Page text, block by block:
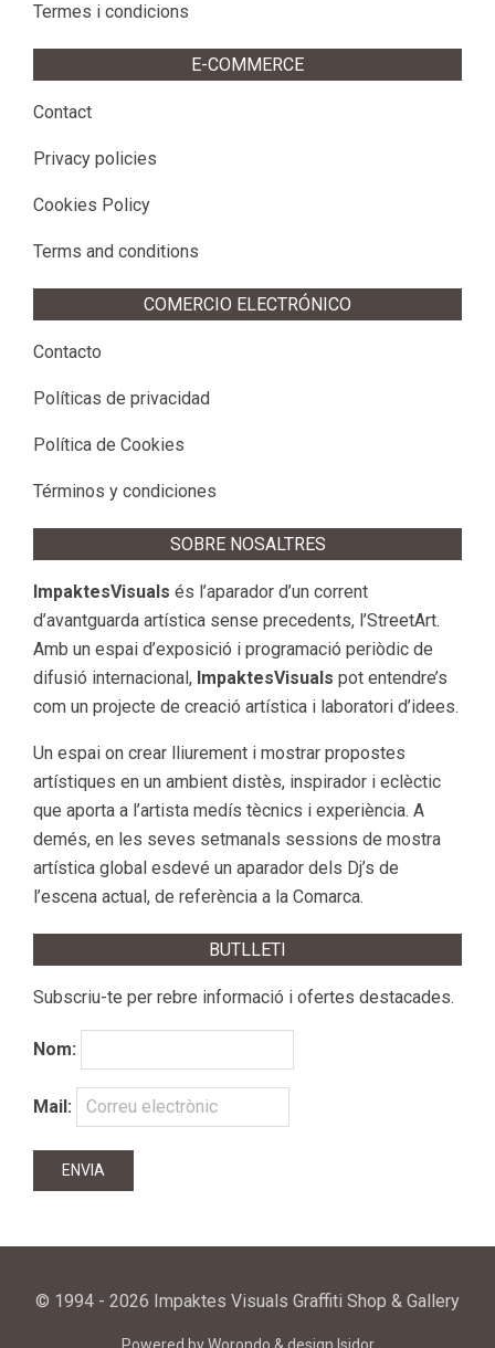
Termes i condicions
E-COMMERCE
Contact
Privacy policies
Cookies Policy
Terms and conditions
COMERCIO ELECTRÓNICO
Contacto
Políticas de privacidad
Política de Cookies
Términos y condiciones
SOBRE NOSALTRES
ImpaktesVisuals és l’aparador d’un corrent
d’avantguarda artística sense precedents, l’StreetArt.
Amb un espai d’exposició i programació periòdic de
difusió internacional, ImpaktesVisuals pot entendre’s
com un projecte de creació artística i laboratori d’idees.
Un espai on crear lliurement i mostrar propostes
artístiques en un ambient distès, inspirador i eclèctic
que aporta a l’artista medís tècnics i experiència. A
demés, en les seves setmanals sessions de mostra
artística global esdevé un aparador dels Dj’s de
l’escena actual, de referència a la Comarca.
BUTLLETI
Subscriu-te per rebre informació i ofertes destacades.
Nom:
Mail:
© 1994 - 2026 Impaktes Visuals Graffiti Shop & Gallery